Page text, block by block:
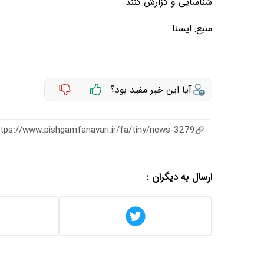
منبع: ايسنا
آیا این خبر مفید بود؟
www.pishgamfanavari.ir/fa/tiny/news-3279
ارسال به دیگران :